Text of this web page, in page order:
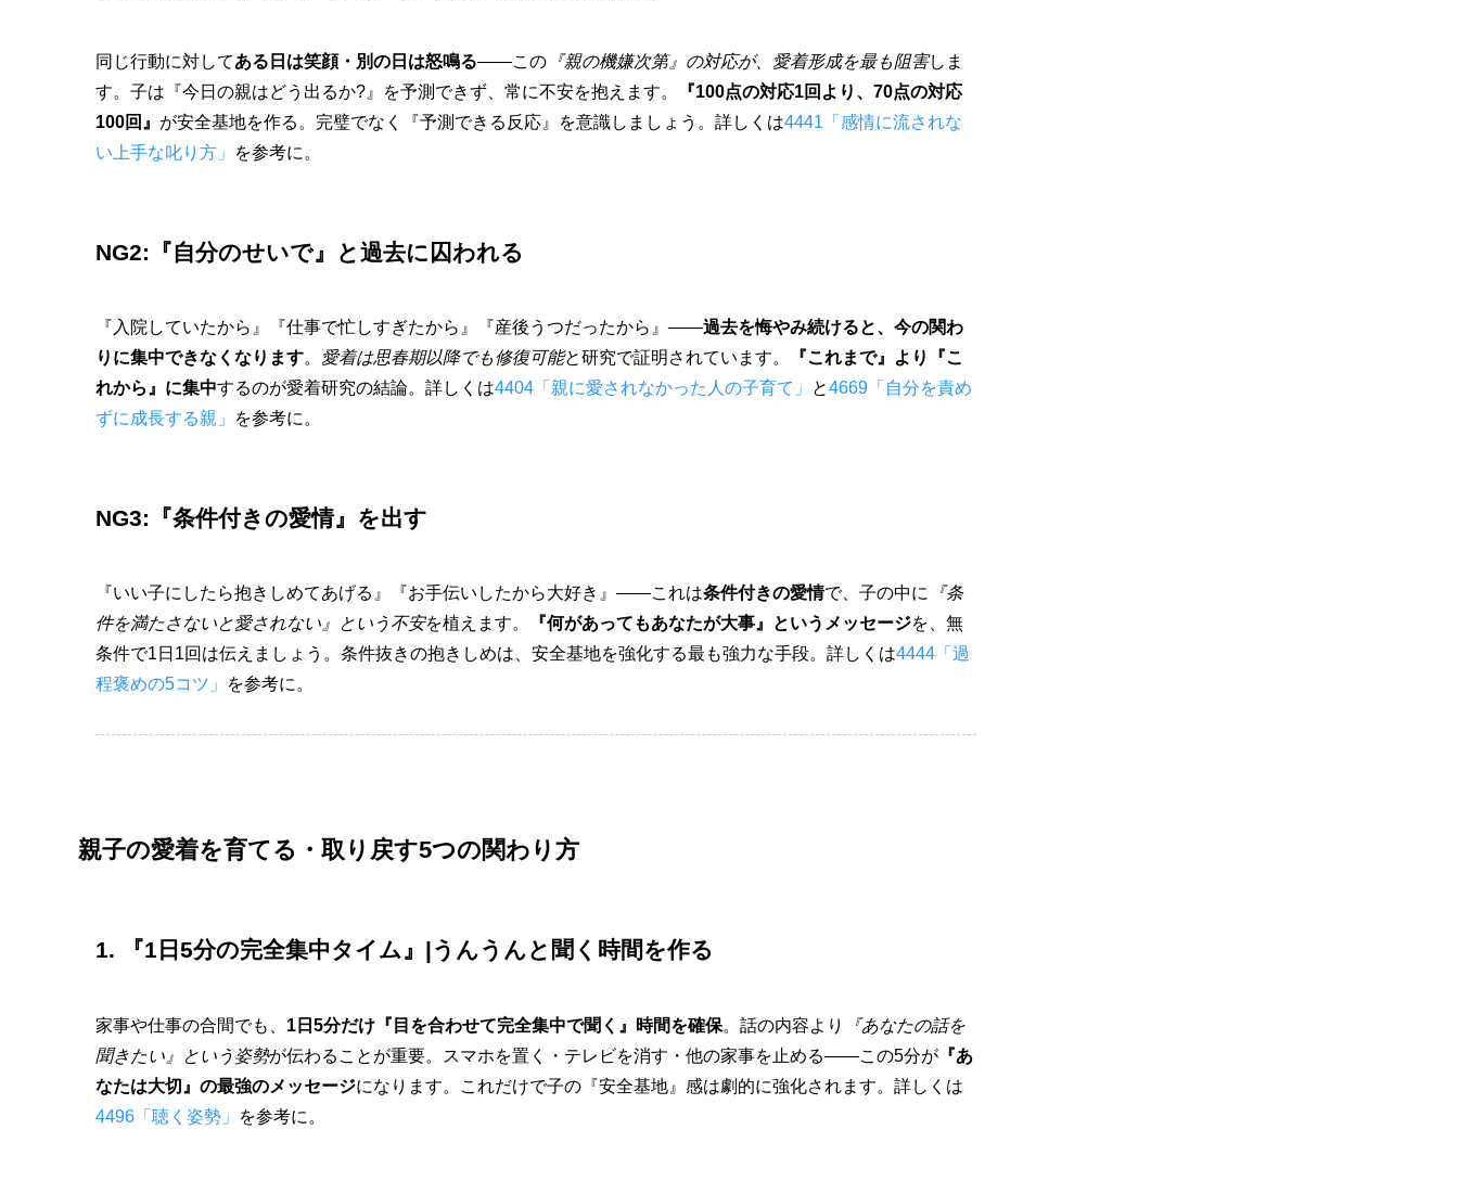
同じ行動に対してある日は笑顔・別の日は怒鳴る――この 『親の機嫌次第』の対応が、愛着形成を最も阻害しま
す。子は『今日の親はどう出るか?』を予測できず、常に不安を抱えます。
『100点の対応1回より、70点の対応
100回』 が安全基地を作る。完璧でなく『予測できる反応』を意識しましょう。詳しくは4441「感情に流されな
い上手な叱り方」
を参考に。
NG2:『自分のせいで』と過去に囚われる
『入院していたから』『仕事で忙しすぎたから』『産後うつだったから』――過去を悔やみ続けると、今の関わ
りに集中できなくなります。 愛着は思春期以降でも修復可能と研究で証明されています。
『これまで』より『こ
れから』に集中するのが愛着研究の結論。詳しくは4404「親に愛されなかった人の子育て」 と4669「自分を責め
ずに成長する親」
を参考に。
NG3:『条件付きの愛情』を出す
『いい子にしたら抱きしめてあげる』『お手伝いしたから大好き』――これは条件付きの愛情で、子の中に
『条
件を満たさないと愛されない』という不安を植えます。 『何があってもあなたが大事』というメッセージを、無
条件で1日1回は伝えましょう。条件抜きの抱きしめは、安全基地を強化する最も強力な手段。詳しくは4444「過
程褒めの5コツ」
を参考に。
親子の愛着を育てる・取り戻す5つの関わり方
1. 『1日5分の完全集中タイム』|うんうんと聞く時間を作る
家事や仕事の合間でも、 1日5分だけ『目を合わせて完全集中で聞く』時間を確保。話の内容より
『あなたの話を
聞きたい』という姿勢が伝わることが重要。スマホを置く・テレビを消す・他の家事を止める――この5分が 『あ
なたは大切』の最強のメッセージになります。これだけで子の『安全基地』感は劇的に強化されます。詳しくは
4496「聴く姿勢」
を参考に。